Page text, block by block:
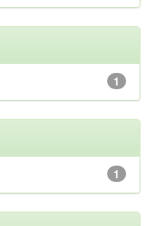
1
1